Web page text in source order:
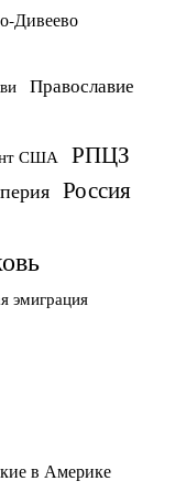
Дивеево
Православие
США РПЦЗ
Россия
эмиграция
в Америке